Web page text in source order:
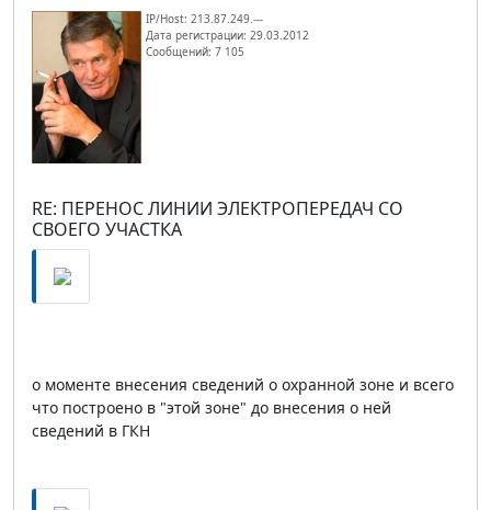
IP/Host: 213.87.249.---
Дата регистрации: 29.03.2012
Сообщений: 7 105
RE: ПЕРЕНОС ЛИНИИ ЭЛЕКТРОПЕРЕДАЧ СО
СВОЕГО УЧАСТКА
о моменте внесения сведений о охранной зоне и всего
что построено в "этой зоне" до внесения о ней
сведений в ГКН